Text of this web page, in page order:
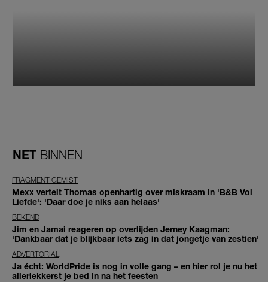
NET BINNEN
FRAGMENT GEMIST
Mexx vertelt Thomas openhartig over miskraam in 'B&B Vol
Liefde': 'Daar doe je niks aan helaas'
BEKEND
Jim en Jamai reageren op overlijden Jerney Kaagman:
'Dankbaar dat je blijkbaar iets zag in dat jongetje van zestien'
ADVERTORIAL
Ja écht: WorldPride is nog in volle gang – en hier rol je nu het
allerlekkerst je bed in na het feesten